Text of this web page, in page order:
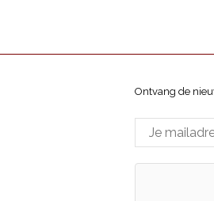
Ontvang de